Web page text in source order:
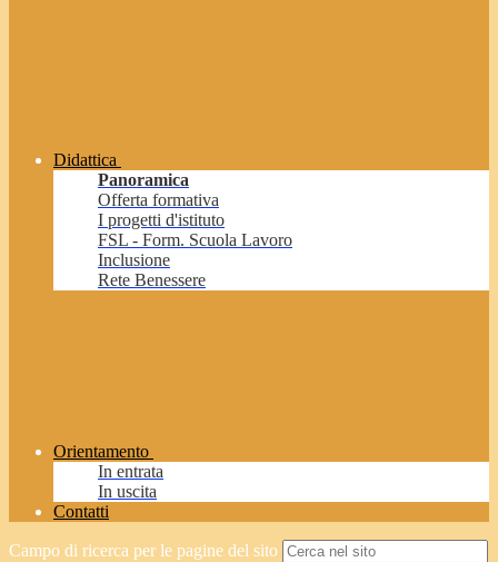
Didattica
Panoramica
Offerta formativa
I progetti d'istituto
FSL - Form. Scuola Lavoro
Inclusione
Rete Benessere
Orientamento
In entrata
In uscita
Contatti
Campo di ricerca per le pagine del sito